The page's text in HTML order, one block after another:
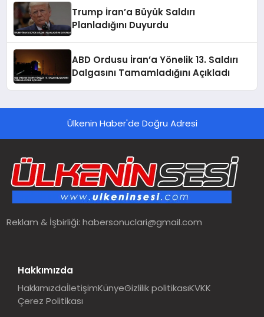
Trump İran’a Büyük Saldırı
Planladığını Duyurdu
ABD Ordusu İran’a Yönelik 13. Saldırı
Dalgasını Tamamladığını Açıkladı
Ülkenin Haber'de Doğru Adresi
Reklam & İşbirliği:habersonuclari@gmail.com
Hakkımızda
HakkımızdaİletişimKünyeGizlilik politikasıKVKK
Çerez Politikası